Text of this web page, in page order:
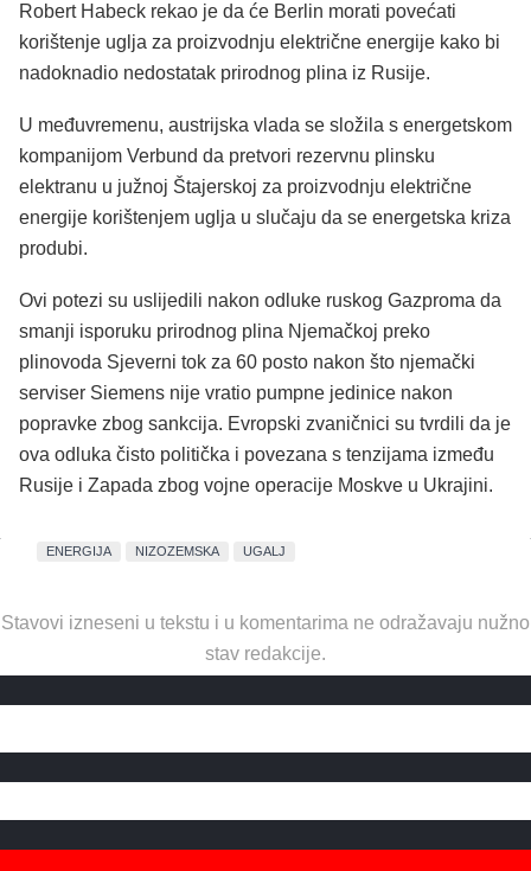
Robert Habeck rekao je da će Berlin morati povećati
korištenje uglja za proizvodnju električne energije kako bi
nadoknadio nedostatak prirodnog plina iz Rusije.
U međuvremenu, austrijska vlada se složila s energetskom
kompanijom Verbund da pretvori rezervnu plinsku
elektranu u južnoj Štajerskoj za proizvodnju električne
energije korištenjem uglja u slučaju da se energetska kriza
produbi.
Ovi potezi su uslijedili nakon odluke ruskog Gazproma da
smanji isporuku prirodnog plina Njemačkoj preko
plinovoda Sjeverni tok za 60 posto nakon što njemački
serviser Siemens nije vratio pumpne jedinice nakon
popravke zbog sankcija. Evropski zvaničnici su tvrdili da je
ova odluka čisto politička i povezana s tenzijama između
Rusije i Zapada zbog vojne operacije Moskve u Ukrajini.
ENERGIJA NIZOZEMSKA UGALJ
Stavovi izneseni u tekstu i u komentarima ne odražavaju nužno
stav redakcije.